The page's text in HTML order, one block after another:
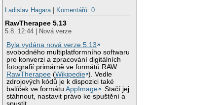
Ladislav Hagara| Komentářů: 0
RawTherapee 5.13
5.8. 12:44 | Nová verze
Byla vydána nová verze 5.13
svobodného multiplatformního softwaru
pro konverzi a zpracování digitálních
fotografií primárně ve formátů RAW
RawTherapee (Wikipedie ). Vedle
zdrojových kódů je k dispozici také
balíček ve formátuAppImage . Stačí jej
stáhnout, nastavit právo ke spuštění a